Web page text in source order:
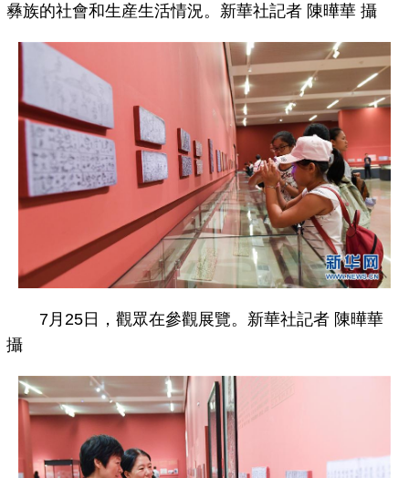
彝族的社會和生産生活情況。新華社記者 陳曄華 攝
7月25日，觀眾在參觀展覽。新華社記者 陳曄華
攝